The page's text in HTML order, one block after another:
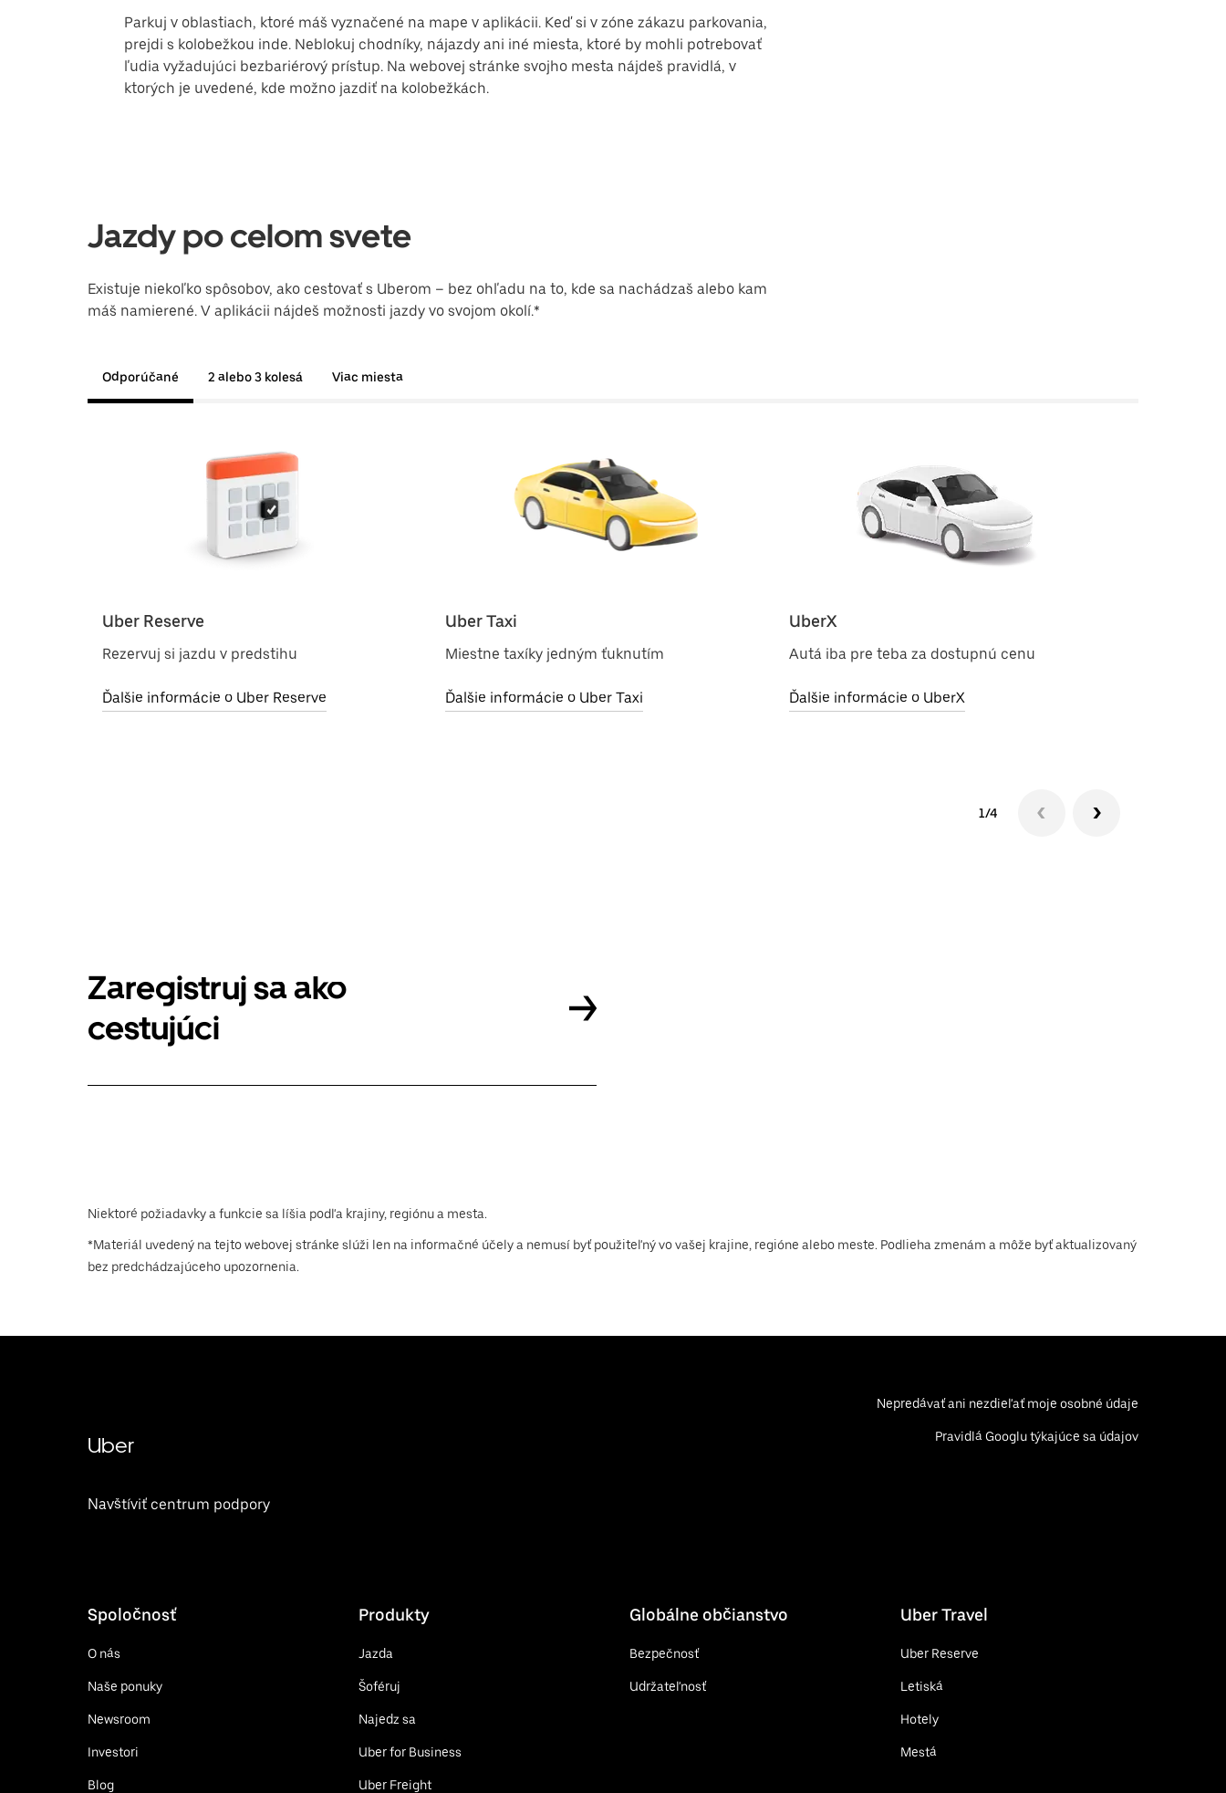
Parkuj v oblastiach, ktoré máš vyznačené na mape v aplikácii. Keď si v zóne zákazu parkovania,
prejdi s kolobežkou inde. Neblokuj chodníky, nájazdy ani iné miesta, ktoré by mohli potrebovať
ľudia vyžadujúci bezbariérový prístup. Na webovej stránke svojho mesta nájdeš pravidlá, v
ktorých je uvedené, kde možno jazdiť na kolobežkách.
Jazdy po celom svete
Existuje niekoľko spôsobov, ako cestovať s Uberom – bez ohľadu na to, kde sa nachádzaš alebo kam
máš namierené. V aplikácii nájdeš možnosti jazdy vo svojom okolí.*
Odporúčané 2 alebo 3 kolesá Viac miesta
Uber Reserve
Rezervuj si jazdu v predstihu
Ďalšie informácie o Uber Reserve
Uber Taxi
Miestne taxíky jedným ťuknutím
Ďalšie informácie o Uber Taxi
UberX
Autá iba pre teba za dostupnú cenu
Ďalšie informácie o UberX
1/4
Zaregistruj sa ako
cestujúci
Niektoré požiadavky a funkcie sa líšia podľa krajiny, regiónu a mesta.
*Materiál uvedený na tejto webovej stránke slúži len na informačné účely a nemusí byť použiteľný vo vašej krajine, regióne alebo meste. Podlieha zmenám a môže byť aktualizovaný
bez predchádzajúceho upozornenia.
Uber
Navštíviť centrum podpory
Nepredávať ani nezdieľať moje osobné údaje
Pravidlá Googlu týkajúce sa údajov
Spoločnosť
O nás
Naše ponuky
Newsroom
Investori
Blog
Produkty
Jazda
Šoféruj
Najedz sa
Uber for Business
Uber Freight
Globálne občianstvo
Bezpečnosť
Udržateľnosť
Uber Travel
Uber Reserve
Letiská
Hotely
Mestá